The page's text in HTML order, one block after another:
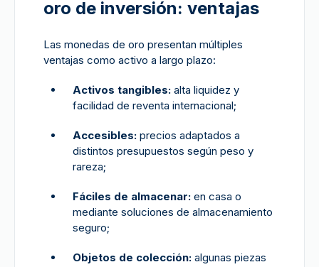
oro de inversión: ventajas
Las monedas de oro presentan múltiples
ventajas como activo a largo plazo:
Activos tangibles: alta liquidez y
facilidad de reventa internacional;
Accesibles: precios adaptados a
distintos presupuestos según peso y
rareza;
Fáciles de almacenar: en casa o
mediante soluciones de almacenamiento
seguro;
Objetos de colección: algunas piezas